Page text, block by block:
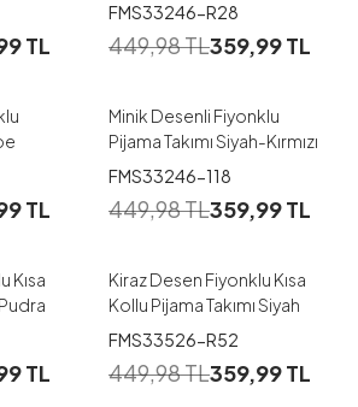
TL
FMS33246-R28
449,98TL359,99TL
TL
M L XXL
Minik Desenli Fiyonklu
Pijama Takımı Siyah-Kırmızı
FMS33246-118
449,98TL359,99TL
Kısa
TL
M L XXL
Kiraz Desen Fiyonklu Kısa
Kollu Pijama Takımı Siyah
FMS33526-R52
449,98TL359,99TL
M L XL